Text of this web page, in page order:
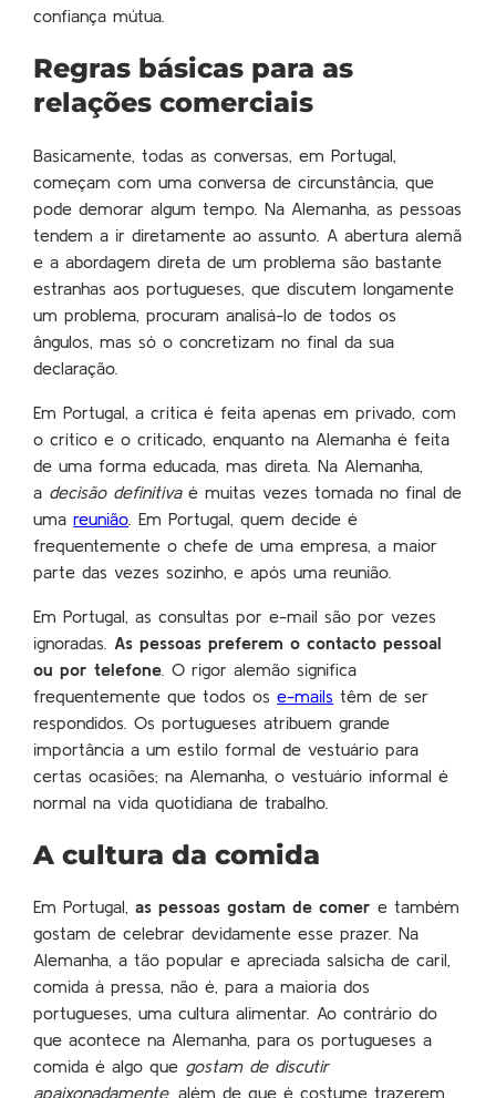
confiança mútua.
Regras básicas para as
relações comerciais
Basicamente, todas as conversas, em Portugal,
começam com uma conversa de circunstância, que
pode demorar algum tempo. Na Alemanha, as pessoas
tendem a ir diretamente ao assunto. A abertura alemã
e a abordagem direta de um problema são bastante
estranhas aos portugueses, que discutem longamente
um problema, procuram analisá-lo de todos os
ângulos, mas só o concretizam no final da sua
declaração.
Em Portugal, a crítica é feita apenas em privado, com
o crítico e o criticado, enquanto na Alemanha é feita
de uma forma educada, mas direta. Na Alemanha,
a decisão definitivaé muitas vezes tomada no final de
umareunião . Em Portugal, quem decide é
frequentemente o chefe de uma empresa, a maior
parte das vezes sozinho, e após uma reunião.
Em Portugal, as consultas por e-mail são por vezes
ignoradas. As pessoas preferem o contacto pessoal
ou por telefone . O rigor alemão significa
frequentemente que todos ose-mails têm de ser
respondidos. Os portugueses atribuem grande
importância a um estilo formal de vestuário para
certas ocasiões; na Alemanha, o vestuário informal é
normal na vida quotidiana de trabalho.
A cultura da comida
Em Portugal,as pessoas gostam de comer e também
gostam de celebrar devidamente esse prazer. Na
Alemanha, a tão popular e apreciada salsicha de caril,
comida à pressa, não é, para a maioria dos
portugueses, uma cultura alimentar. Ao contrário do
que acontece na Alemanha, para os portugueses a
comida é algo que gostam de discutir
apaixonadamente, além de que é costume trazerem